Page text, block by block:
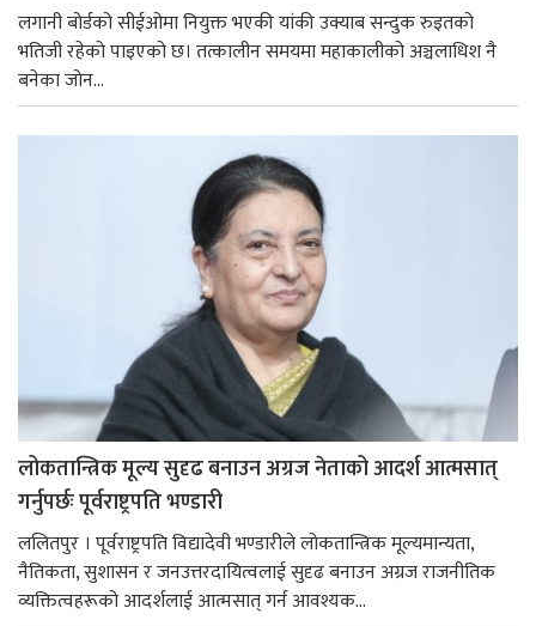
लगानी बोर्डको सीईओमा नियुक्त भएकी यांकी उक्याब सन्दुक रुइतको
भतिजी रहेको पाइएको छ। तत्कालीन समयमा महाकालीको अञ्चलाधिश नै
बनेका जोन...
लोकतान्त्रिक मूल्य सुदृढ बनाउन अग्रज नेताको आदर्श आत्मसात्
गर्नुपर्छः पूर्वराष्ट्रपति भण्डारी
ललितपुर । पूर्वराष्ट्रपति विद्यादेवी भण्डारीले लोकतान्त्रिक मूल्यमान्यता,
नैतिकता, सुशासन र जनउत्तरदायित्वलाई सुदृढ बनाउन अग्रज राजनीतिक
व्यक्तित्वहरूको आदर्शलाई आत्मसात् गर्न आवश्यक...